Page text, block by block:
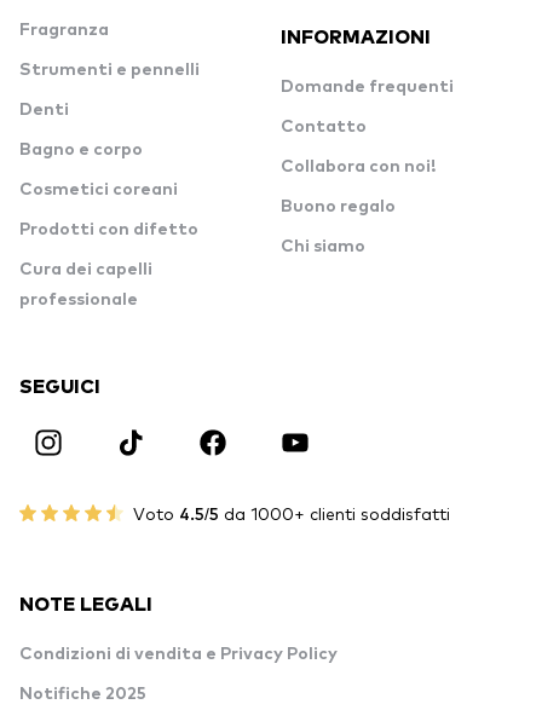
Fragranza
Strumenti e pennelli
Denti
Bagno e corpo
Cosmetici coreani
Prodotti con difetto
Cura dei capelli
professionale
INFORMAZIONI
Domande frequenti
Contatto
Collabora con noi!
Buono regalo
Chi siamo
SEGUICI
Voto 4.5/5 da 1000+ clienti soddisfatti
NOTE LEGALI
Condizioni di vendita e Privacy Policy
Notifiche 2025